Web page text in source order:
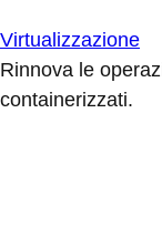
Virtualizzazione
Rinnova le
containerizzati.